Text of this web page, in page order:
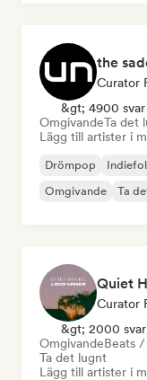
Curator
&gt; 4900 svar
OmgivandeTa det
Lägg till artister i
Drömpop
Omgivande
Ta
Curator
&gt; 2000
OmgivandeBeats
Ta det lugnt
Lägg till artister i